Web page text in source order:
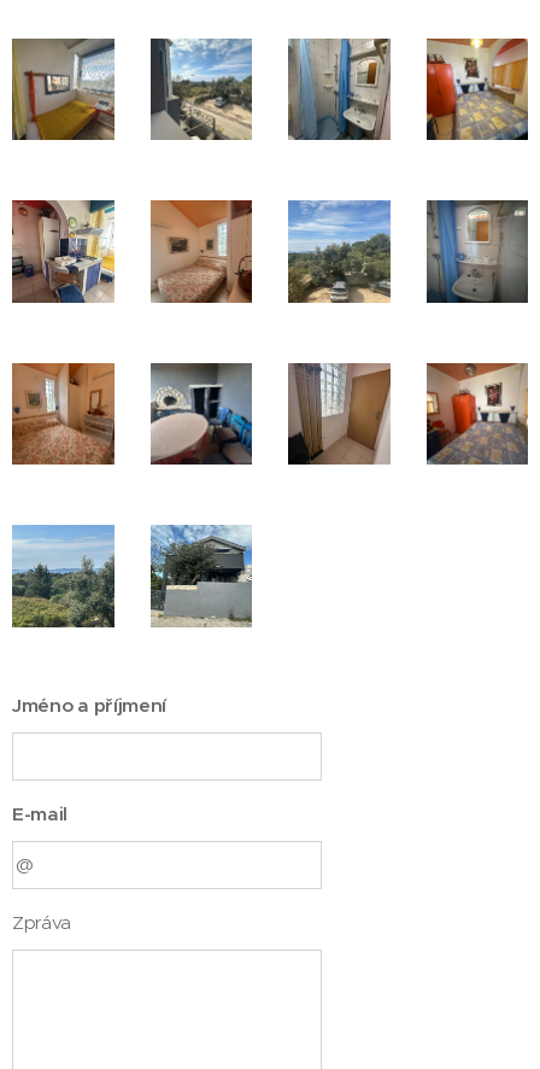
Jméno a příjmení
E-mail
Zpráva